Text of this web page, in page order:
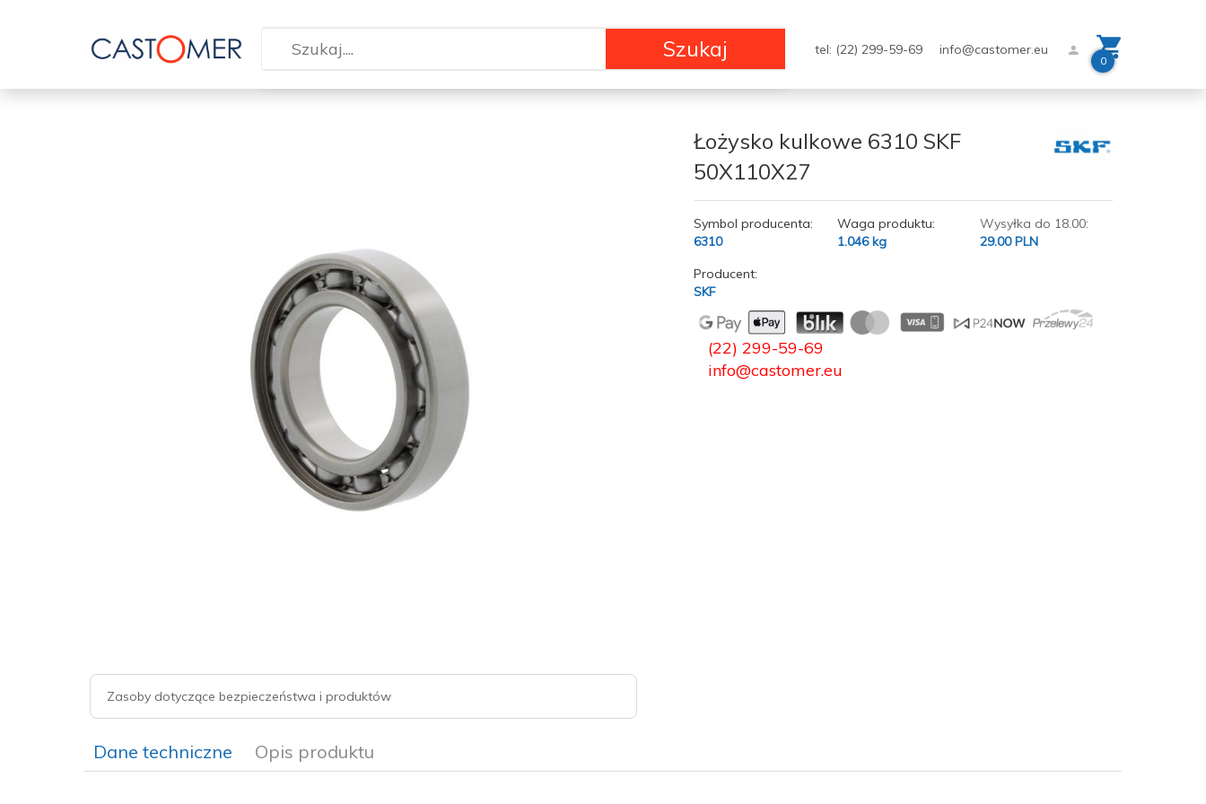
Szukaj tel: (22) 299-59-69 info@castomer.eu
0
Zasoby dotyczące bezpieczeństwa i produktów
Łożysko kulkowe 6310 SKF
50X110X27
Symbol producenta:
6310
Waga produktu:
1.046 kg
Wysyłka do 18.00:
29.00 PLN
Producent:
SKF
(22) 299-59-69
info@castomer.eu
Dane techniczne Opis produktu